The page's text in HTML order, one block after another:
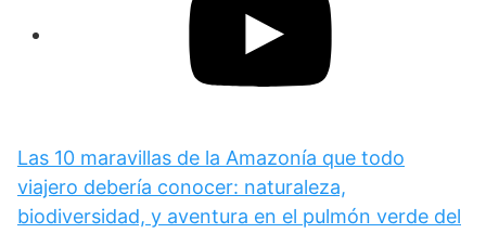
Las 10 maravillas de la Amazonía que todo
viajero debería conocer: naturaleza,
biodiversidad, y aventura en el pulmón verde del